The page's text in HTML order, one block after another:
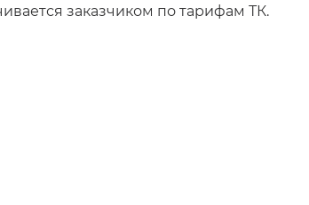
заказчиком по тарифам ТК.